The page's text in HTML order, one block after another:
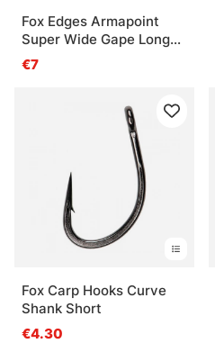
Fox Edges Armapoint
Super Wide Gape Long
Shank (10-pak)
€7
Fox Carp Hooks Curve
Shank Short
€4.30